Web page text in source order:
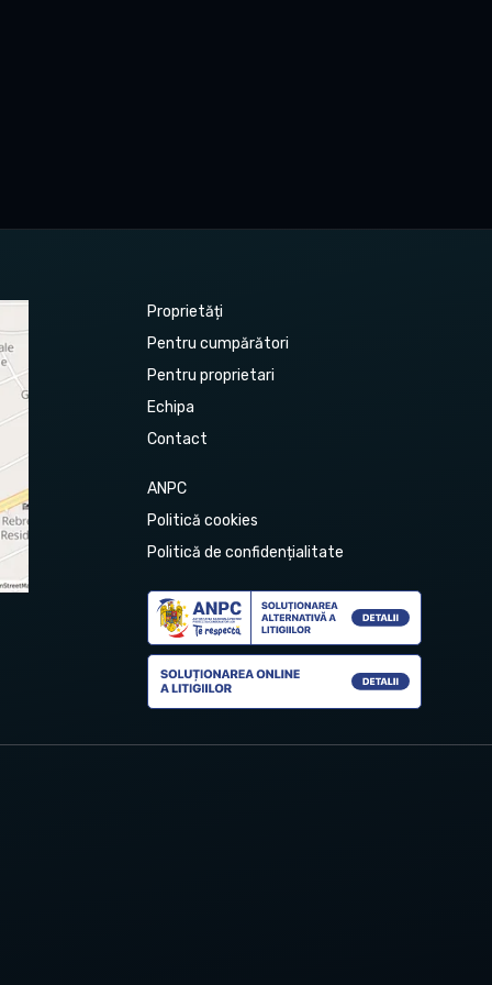
Proprietăți
Pentru cumpărători
Pentru proprietari
Echipa
Contact
ANPC
Politică cookies
Politică de confidențialitate